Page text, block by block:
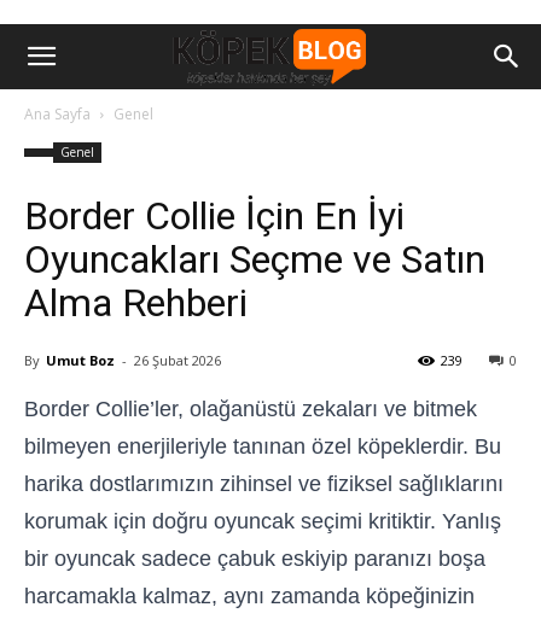
Ana Sayfa Genel
Genel
Border Collie İçin En İyi
Oyuncakları Seçme ve Satın
Alma Rehberi
By Umut Boz - 26 Şubat 2026 0
239
Border Collie’ler, olağanüstü zekaları ve bitmek
bilmeyen enerjileriyle tanınan özel köpeklerdir. Bu
harika dostlarımızın zihinsel ve fiziksel sağlıklarını
korumak için doğru oyuncak seçimi kritiktir. Yanlış
bir oyuncak sadece çabuk eskiyip paranızı boşa
harcamakla kalmaz, aynı zamanda köpeğinizin